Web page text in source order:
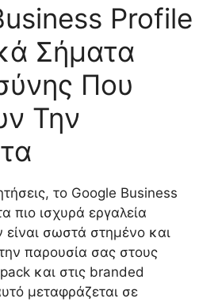
Profile
Σήματα
Που
Την
το Google Business
πιο ισχυρά εργαλεία
είναι σωστά στημένο και
παρουσία σας στους
και στις branded
μεταφράζεται σε